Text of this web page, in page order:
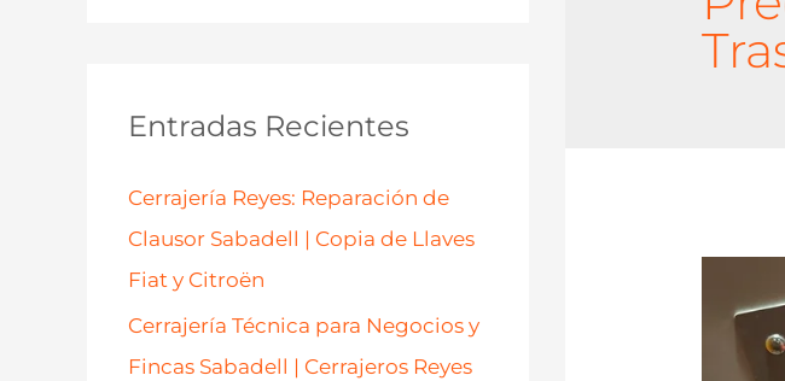
rEntradas Recientes
Cerrajería Reyes: Reparación de
Clausor Sabadell | Copia de Llaves
Fiat y Citroën
Cerrajería Técnica para Negocios y
Fincas Sabadell | Cerrajeros Reyes